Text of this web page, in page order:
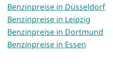
Benzinpreise in Düsseldorf
Benzinpreise in Leipzig
Benzinpreise in Dortmund
Benzinpreise in Essen